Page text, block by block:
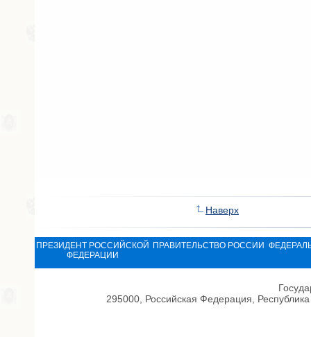
Наверх
ПРЕЗИДЕНТ РОССИЙСКОЙ
ФЕДЕРАЦИИ
ПРАВИТЕЛЬСТВО РОССИИ
295000, Российская Федерация,